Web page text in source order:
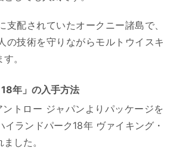
支配されていたオークニー諸島で、
の技術を守りながらモルトウイスキ
。
18年」の入手方法
トロー ジャパンよりパッケージを
イランドパーク18年 ヴァイキング・
した。